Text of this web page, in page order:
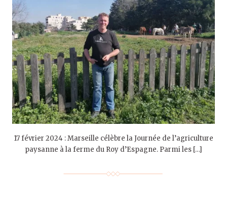
17 février 2024 : Marseille célèbre la Journée de l’agriculture
paysanne à la ferme du Roy d’Espagne. Parmi les […]